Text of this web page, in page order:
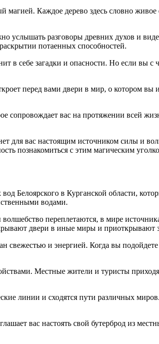
Каждое дерево здесь словно живое
услышать разговоры древних духов и
потаенных способностей.
себе загадки и опасности. Но если вы с
перед вами двери в мир, о котором вы и
вас на протяжении всей
для вас настоящим источником силы и
познакомиться с этим магическим
Белоярского в Курганской области,
водами.
переплетаются, в мире
двери в иные миры и приоткрывают
свежестью и энергией. Когда вы
Местные жители и туристы
линии и сходятся пути различных
вас настоять свой бутерброд из